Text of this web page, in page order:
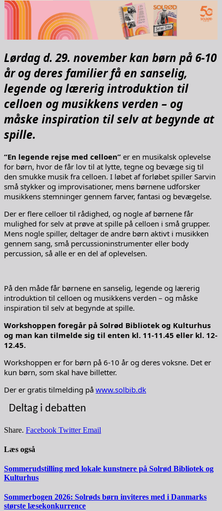
Lørdag d. 29. november kan børn på 6-10
år og deres familier få en sanselig,
legende og lærerig introduktion til
celloen og musikkens verden – og
måske inspiration til selv at begynde at
spille.
“En legende rejse med celloen” er en musikalsk oplevelse
for børn, hvor de får lov til at lytte, tegne og bevæge sig til
den smukke musik fra celloen. I løbet af forløbet spiller Sarvin
små stykker og improvisationer, mens børnene udforsker
musikkens stemninger gennem farver, fantasi og bevægelse.
Der er flere celloer til rådighed, og nogle af børnene får
mulighed for selv at prøve at spille på celloen i små grupper.
Mens nogle spiller, deltager de andre børn aktivt i musikken
gennem sang, små percussioninstrumenter eller body
percussion, så alle er en del af oplevelsen.
På den måde får børnene en sanselig, legende og lærerig
introduktion til celloen og musikkens verden – og måske
inspiration til selv at begynde at spille.
Workshoppen foregår på Solrød Bibliotek og Kulturhus
og man kan tilmelde sig til enten kl. 11-11.45 eller kl. 12-
12.45.
Workshoppen er for børn på 6-10 år og deres voksne. Det er
kun børn, som skal have billetter.
Der er gratis tilmelding på www.solbib.dk
Deltag i debatten
Share. Facebook Twitter Email
Læs også
Sommerudstilling med lokale kunstnere på Solrød Bibliotek og
Kulturhus
Sommerbogen 2026: Solrøds børn inviteres med i Danmarks
største læsekonkurrence